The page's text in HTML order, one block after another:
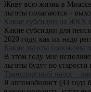
Живу всю жизнь в Миассе
льготы полагаются –
Какие субсидии на ЖКХ
Какие субсидии для
2020 году, как их надо
Какие льготы положены
В этом году мне
льготы будут по
Транспортный налог –
Я автомобилист (43 года